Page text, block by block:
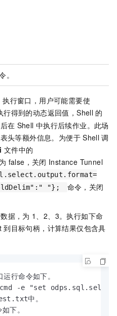
。
执行窗口，用户可能需要使
行得到的动态返回值，Shell 的
在 Shell 中执行后续作业。此场
头等额外信息。为便于 Shell 调
文件中的
false，关闭 Instance Tunnel
"};
命令，关闭
据，为 1、2、3。执行如下命
到目标句柄，计算结果仅包含具
行命令如下。
-e "set
中。
下。